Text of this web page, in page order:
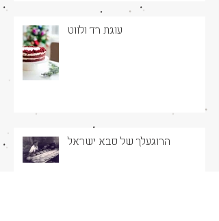
עוגת רד ולווט
הרוגעלך של סבא ישראל